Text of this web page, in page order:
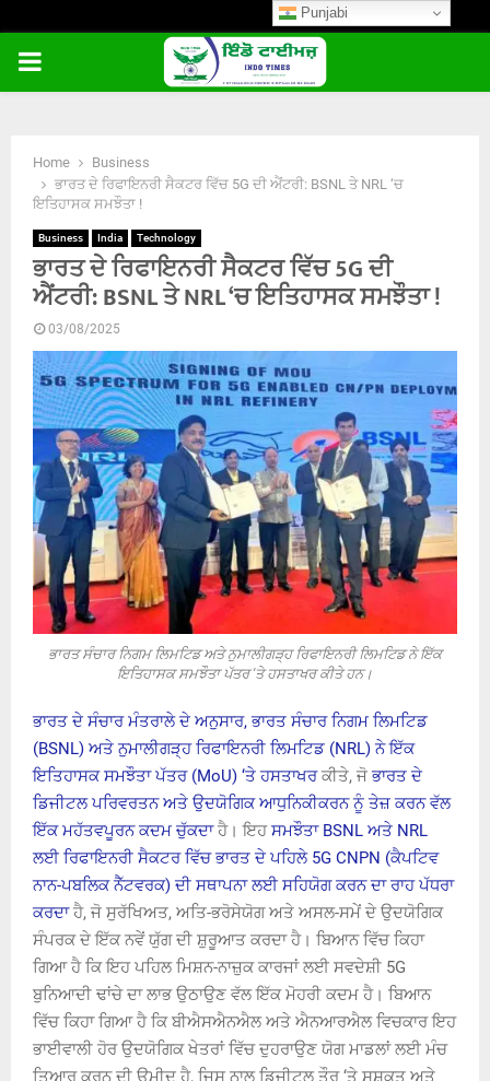
PRIMARY
Home
Business
ਭਾਰਤ ਦੇ ਰਿਫਾਇਨਰੀ ਸੈਕਟਰ ਵਿੱਚ 5G ਦੀ ਐਂਟਰੀ: BSNL ਤੇ NRL ‘ਚ
ਇਤਿਹਾਸਕ ਸਮਝੌਤਾ !
Business India Technology
ਭਾਰਤ ਦੇ ਰਿਫਾਇਨਰੀ ਸੈਕਟਰ ਵਿੱਚ 5G ਦੀ
ਐਂਟਰੀ: BSNL ਤੇ NRL ‘ਚ ਇਤਿਹਾਸਕ ਸਮਝੌਤਾ !
03/08/2025
ਭਾਰਤ ਸੰਚਾਰ ਨਿਗਮ ਲਿਮਟਿਡ ਅਤੇ ਨੁਮਾਲੀਗੜ੍ਹ ਰਿਫਾਇਨਰੀ ਲਿਮਟਿਡ ਨੇ ਇੱਕ
ਇਤਿਹਾਸਕ ਸਮਝੌਤਾ ਪੱਤਰ 'ਤੇ ਹਸਤਾਖਰ ਕੀਤੇ ਹਨ।
ਭਾਰਤ ਦੇ ਸੰਚਾਰ ਮੰਤਰਾਲੇ ਦੇ ਅਨੁਸਾਰ, ਭਾਰਤ ਸੰਚਾਰ ਨਿਗਮ ਲਿਮਟਿਡ
(BSNL) ਅਤੇ ਨੁਮਾਲੀਗੜ੍ਹ ਰਿਫਾਇਨਰੀ ਲਿਮਟਿਡ (NRL) ਨੇ ਇੱਕ
ਇਤਿਹਾਸਕ ਸਮਝੌਤਾ ਪੱਤਰ (MoU) ‘ਤੇ ਹਸਤਾਖਰਕੀਤੇ, ਜੋ ਭਾਰਤ ਦੇ
ਡਿਜੀਟਲ ਪਰਿਵਰਤਨ ਅਤੇ ਉਦਯੋਗਿਕ ਆਧੁਨਿਕੀਕਰਨ ਨੂੰ ਤੇਜ਼ ਕਰਨ ਵੱਲ
ਇੱਕ ਮਹੱਤਵਪੂਰਨ ਕਦਮ ਚੁੱਕਦਾਹੈ। ਇਹਸਮਝੌਤਾ BSNL ਅਤੇ NRL
ਲਈ ਰਿਫਾਇਨਰੀ ਸੈਕਟਰ ਵਿੱਚ ਭਾਰਤ ਦੇ ਪਹਿਲੇ 5G CNPN (ਕੈਪਟਿਵ
ਨਾਨ-ਪਬਲਿਕ ਨੈੱਟਵਰਕ) ਦੀ ਸਥਾਪਨਾ ਲਈ ਸਹਿਯੋਗ ਕਰਨ ਦਾ ਰਾਹ ਪੱਧਰਾ
ਕਰਦਾਹੈ, ਜੋ ਸੁਰੱਖਿਅਤ, ਅਤਿ-ਭਰੋਸੇਯੋਗ ਅਤੇ ਅਸਲ-ਸਮੇਂ ਦੇ ਉਦਯੋਗਿਕ
ਸੰਪਰਕ ਦੇ ਇੱਕ ਨਵੇਂ ਯੁੱਗ ਦੀ ਸ਼ੁਰੂਆਤ ਕਰਦਾ ਹੈ। ਬਿਆਨ ਵਿੱਚ ਕਿਹਾ
ਗਿਆ ਹੈ ਕਿ ਇਹ ਪਹਿਲ ਮਿਸ਼ਨ-ਨਾਜ਼ੁਕ ਕਾਰਜਾਂ ਲਈ ਸਵਦੇਸ਼ੀ 5G
ਬੁਨਿਆਦੀ ਢਾਂਚੇ ਦਾ ਲਾਭ ਉਠਾਉਣ ਵੱਲ ਇੱਕ ਮੋਹਰੀ ਕਦਮ ਹੈ। ਬਿਆਨ
ਵਿੱਚ ਕਿਹਾ ਗਿਆ ਹੈ ਕਿ ਬੀਐਸਐਨਐਲ ਅਤੇ ਐਨਆਰਐਲ ਵਿਚਕਾਰ ਇਹ
ਭਾਈਵਾਲੀ ਹੋਰ ਉਦਯੋਗਿਕ ਖੇਤਰਾਂ ਵਿੱਚ ਦੁਹਰਾਉਣ ਯੋਗ ਮਾਡਲਾਂ ਲਈ ਮੰਚ
ਤਿਆਰ ਕਰਨ ਦੀ ਉਮੀਦ ਹੈ, ਜਿਸ ਨਾਲ ਡਿਜੀਟਲ ਤੌਰ ‘ਤੇ ਸਸ਼ਕਤ ਅਤੇ
Punjabi